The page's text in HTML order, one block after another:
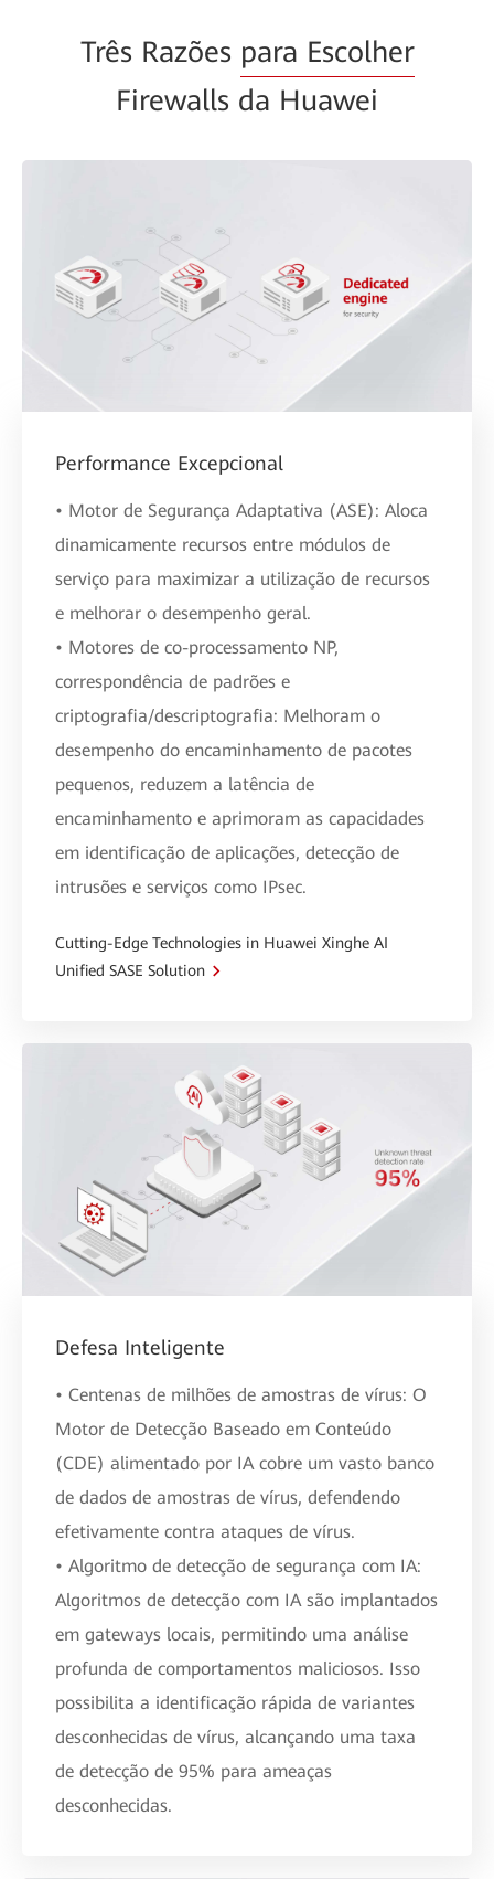
Três Razões para Escolher
Firewalls da Huawei
Performance Excepcional
• Motor de Segurança Adaptativa (ASE): Aloca
dinamicamente recursos entre módulos de
serviço para maximizar a utilização de recursos
e melhorar o desempenho geral.
• Motores de co-processamento NP,
correspondência de padrões e
criptografia/descriptografia: Melhoram o
desempenho do encaminhamento de pacotes
pequenos, reduzem a latência de
encaminhamento e aprimoram as capacidades
em identificação de aplicações, detecção de
intrusões e serviços como IPsec.
Cutting-Edge Technologies in Huawei Xinghe AI
Unified SASE Solution
Defesa Inteligente
• Centenas de milhões de amostras de vírus: O
Motor de Detecção Baseado em Conteúdo
(CDE) alimentado por IA cobre um vasto banco
de dados de amostras de vírus, defendendo
efetivamente contra ataques de vírus.
• Algoritmo de detecção de segurança com IA:
Algoritmos de detecção com IA são implantados
em gateways locais, permitindo uma análise
profunda de comportamentos maliciosos. Isso
possibilita a identificação rápida de variantes
desconhecidas de vírus, alcançando uma taxa
de detecção de 95% para ameaças
desconhecidas.